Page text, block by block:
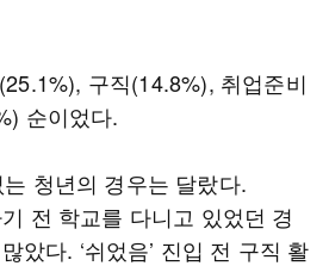
구직(14.8%), 취업준비
순이었다.
청년의 경우는 달랐다.
기 전 학교를 다니고 있었던 경
았다. ‘쉬었음’ 진입 전 구직 활